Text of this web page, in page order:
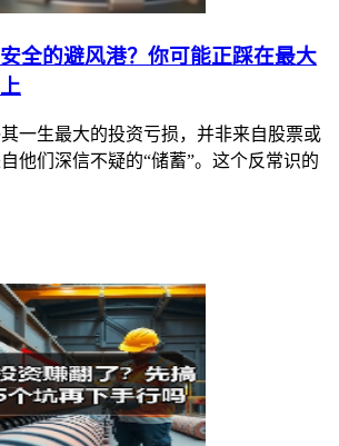
全的避风港？你可能正踩在最大
一生最大的投资亏损，并非来自股票或
他们深信不疑的“储蓄”。这个反常识的